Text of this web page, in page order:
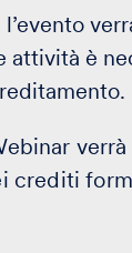
l’evento
attività è
crediti